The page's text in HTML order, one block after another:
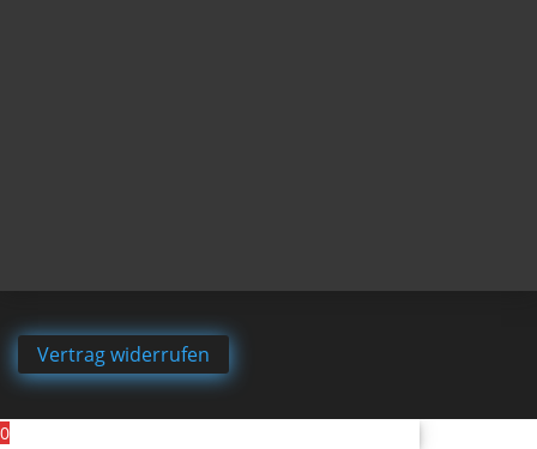
Vertrag widerrufen
0